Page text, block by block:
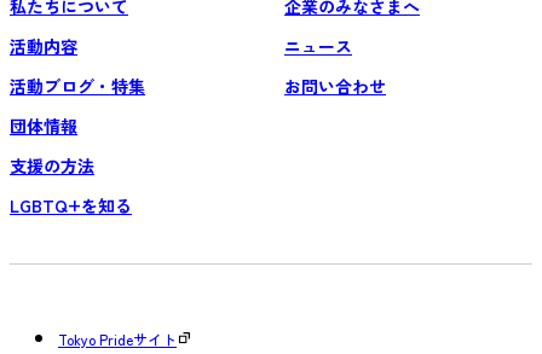
私たちについて
活動内容
活動ブログ・特集
団体情報
支援の方法
LGBTQ+を知る
企業のみなさまへ
ニュース
お問い合わせ
Tokyo Prideサイト